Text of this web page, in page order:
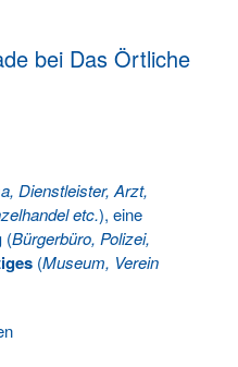
bei Das Örtliche
Dienstleister, Arzt,
etc.), eine
(Bürgerbüro, Polizei,
(Museum, Verein